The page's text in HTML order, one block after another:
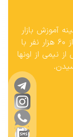
از سال ۱۳۹۸ در زمینه آموزش بازار
طلای آنلاین فعالیت داره. تا الان بیشتر از ۶۰ هزار نفر با
نیمی از اونها